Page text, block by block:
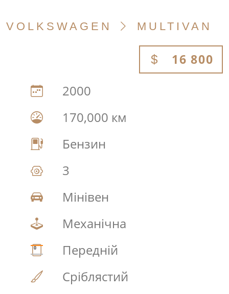
VOLKSWAGEN MULTIVAN
16 800
2000
170,000 км
Бензин
3
Мінівен
Механічна
Передній
Сріблястий